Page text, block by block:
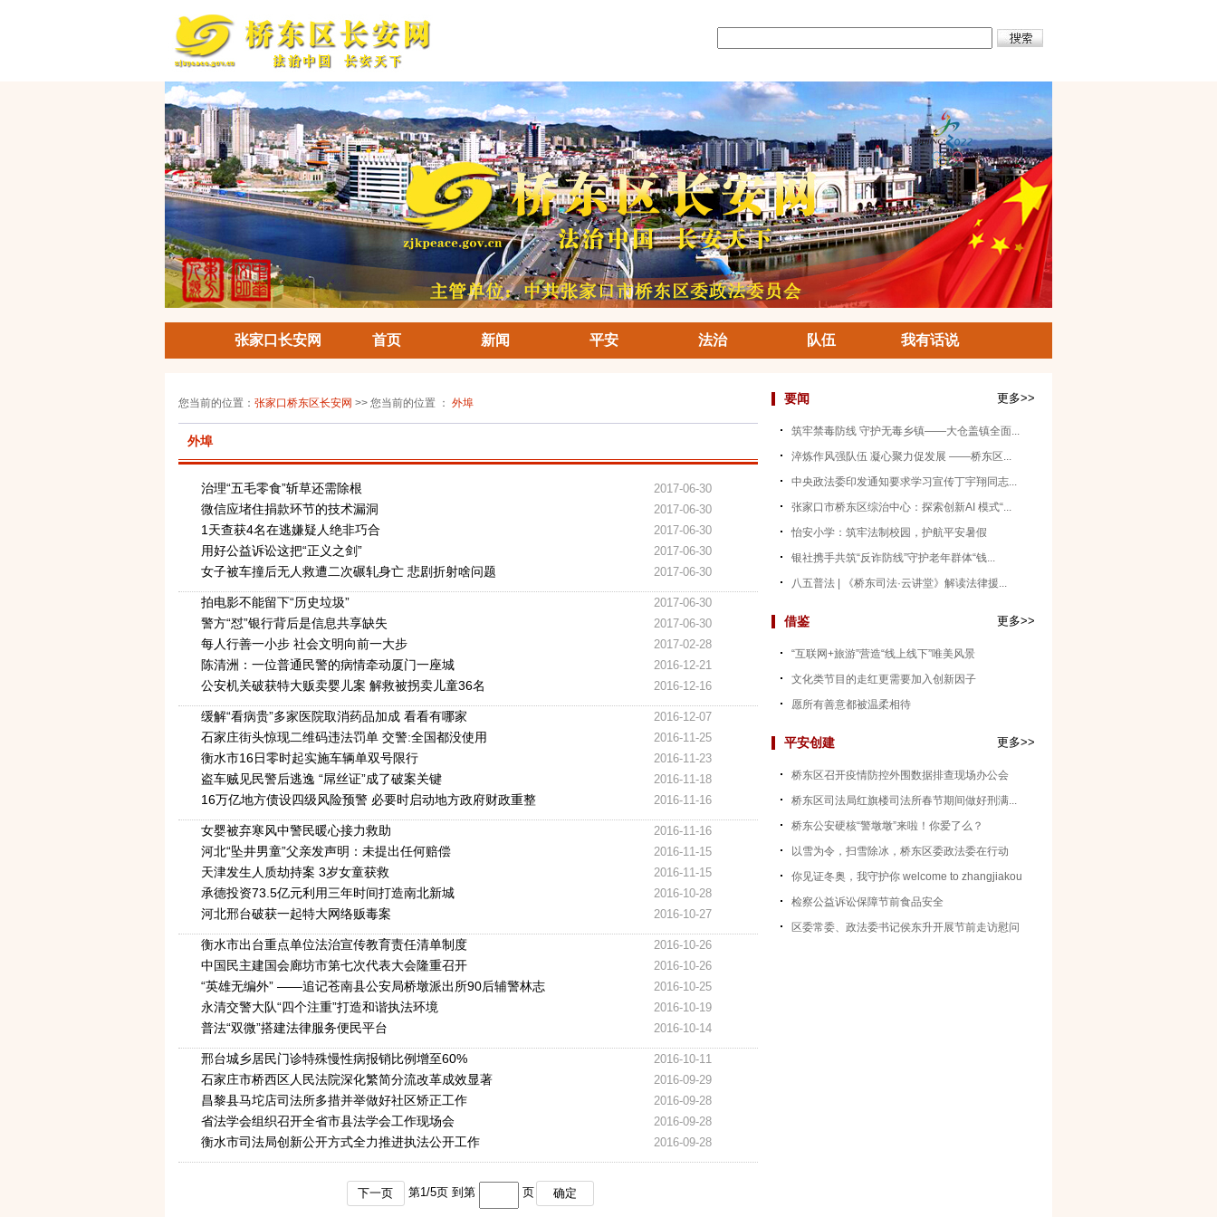
张家口长安网 首页 新闻 平安 法治 队伍 我有话说
您当前的位置： 张家口桥东区长安网 >> 您当前的位置 ： 外埠
外埠
治理“五毛零食”斩草还需除根 2017-06-30
微信应堵住捐款环节的技术漏洞 2017-06-30
1天查获4名在逃嫌疑人绝非巧合 2017-06-30
用好公益诉讼这把“正义之剑” 2017-06-30
女子被车撞后无人救遭二次碾轧身亡 悲剧折射啥问题 2017-06-30
拍电影不能留下“历史垃圾” 2017-06-30
警方“怼”银行背后是信息共享缺失 2017-06-30
每人行善一小步 社会文明向前一大步 2017-02-28
陈清洲：一位普通民警的病情牵动厦门一座城 2016-12-21
公安机关破获特大贩卖婴儿案 解救被拐卖儿童36名 2016-12-16
缓解“看病贵”多家医院取消药品加成 看看有哪家 2016-12-07
石家庄街头惊现二维码违法罚单 交警:全国都没使用 2016-11-25
衡水市16日零时起实施车辆单双号限行 2016-11-23
盗车贼见民警后逃逸 “屌丝证”成了破案关键 2016-11-18
16万亿地方债设四级风险预警 必要时启动地方政府财政重整 2016-11-16
女婴被弃寒风中警民暖心接力救助 2016-11-16
河北“坠井男童”父亲发声明：未提出任何赔偿 2016-11-15
天津发生人质劫持案 3岁女童获救 2016-11-15
承德投资73.5亿元利用三年时间打造南北新城 2016-10-28
河北邢台破获一起特大网络贩毒案 2016-10-27
衡水市出台重点单位法治宣传教育责任清单制度 2016-10-26
中国民主建国会廊坊市第七次代表大会隆重召开 2016-10-26
“英雄无编外” ——追记苍南县公安局桥墩派出所90后辅警林志 2016-10-25
永清交警大队“四个注重”打造和谐执法环境 2016-10-19
普法“双微”搭建法律服务便民平台 2016-10-14
邢台城乡居民门诊特殊慢性病报销比例增至60% 2016-10-11
石家庄市桥西区人民法院深化繁简分流改革成效显著 2016-09-29
昌黎县马坨店司法所多措并举做好社区矫正工作 2016-09-28
省法学会组织召开全省市县法学会工作现场会 2016-09-28
衡水市司法局创新公开方式全力推进执法公开工作 2016-09-28
下一页 第1/5页 到第 页 确定
要闻 更多>>
筑牢禁毒防线 守护无毒乡镇——大仓盖镇全面...
淬炼作风强队伍 凝心聚力促发展 ——桥东区...
中央政法委印发通知要求学习宣传丁宇翔同志...
张家口市桥东区综治中心：探索创新AI 模式“...
怡安小学：筑牢法制校园，护航平安暑假
银社携手共筑“反诈防线”守护老年群体“钱...
八五普法 | 《桥东司法·云讲堂》解读法律援...
借鉴 更多>>
“互联网+旅游”营造“线上线下”唯美风景
文化类节目的走红更需要加入创新因子
愿所有善意都被温柔相待
平安创建 更多>>
桥东区召开疫情防控外围数据排查现场办公会
桥东区司法局红旗楼司法所春节期间做好刑满...
桥东公安硬核“警墩墩”来啦！你爱了么？
以雪为令，扫雪除冰，桥东区委政法委在行动
你见证冬奥，我守护你 welcome to zhangjiakou
检察公益诉讼保障节前食品安全
区委常委、政法委书记侯东升开展节前走访慰问